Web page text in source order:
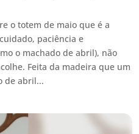
o totem de maio que é a
paciência e
o machado de abril), não
Feita da madeira que um
de abril...